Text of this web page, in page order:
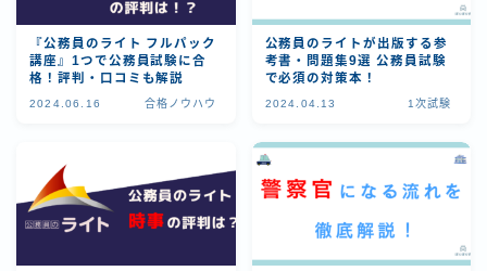
『公務員のライト フルパック
講座』1つで公務員試験に合
格！評判・口コミも解説
2024.06.16 合格ノウハウ
公務員のライトが出版する参
考書・問題集9選 公務員試験
で必須の対策本！
2024.04.13 1次試験